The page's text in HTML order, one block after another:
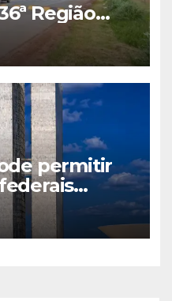
Região
Distrito
permitir